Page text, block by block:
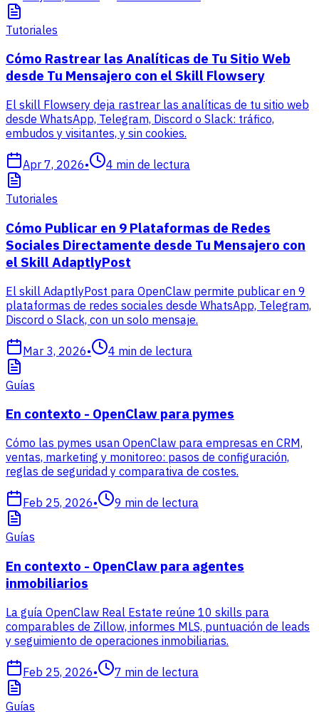
Tutoriales
Cómo Rastrear las Analíticas de Tu Sitio Web
desde Tu Mensajero con el Skill Flowsery
El skill Flowsery deja rastrear las analíticas de tu sitio web
desde WhatsApp, Telegram, Discord o Slack: tráfico,
embudos y visitantes, y sin cookies.
Apr 7, 2026• 4 min de lectura
Tutoriales
Cómo Publicar en 9 Plataformas de Redes
Sociales Directamente desde Tu Mensajero con
el Skill AdaptlyPost
El skill AdaptlyPost para OpenClaw permite publicar en 9
plataformas de redes sociales desde WhatsApp, Telegram,
Discord o Slack, con un solo mensaje.
Mar 3, 2026• 4 min de lectura
Guías
En contexto - OpenClaw para pymes
Cómo las pymes usan OpenClaw para empresas en CRM,
ventas, marketing y monitoreo: pasos de configuración,
reglas de seguridad y comparativa de costes.
Feb 25, 2026• 9 min de lectura
Guías
En contexto - OpenClaw para agentes
inmobiliarios
La guía OpenClaw Real Estate reúne 10 skills para
comparables de Zillow, informes MLS, puntuación de leads
y seguimiento de operaciones inmobiliarias.
Feb 25, 2026• 7 min de lectura
Guías